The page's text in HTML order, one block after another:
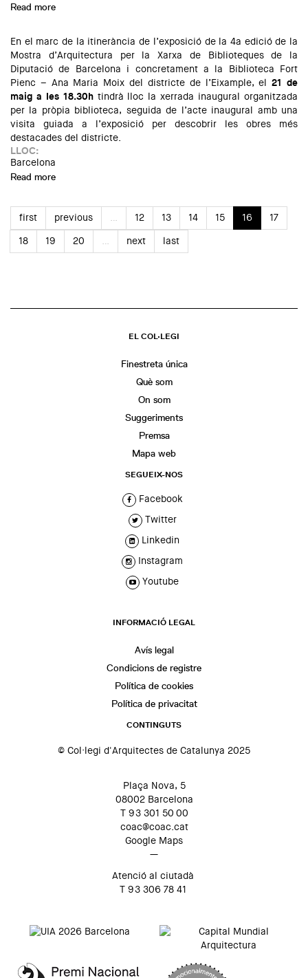
Read more
En el marc de la itinerància de l’exposició de la 4a edició de la
Mostra d’Arquitectura per la Xarxa de Biblioteques de la
Diputació de Barcelona i concretament a la Biblioteca Fort
Pienc – Ana Maria Moix del districte de l’Eixample, el21 de
maig a les 18.30htindrà lloc la xerrada inaugural organitzada
per la pròpia biblioteca, seguida de l’acte inaugural amb una
visita guiada a l’exposició per descobrir les obres més
destacades del districte.
LLOC:
Barcelona
Read more
Pienc
first previous … 12 13 14 15 16
17
18
19 20 … next last
EL COL·LEGI
Finestreta única
Què som
On som
Suggeriments
Premsa
Mapa web
SEGUEIX-NOS
Facebook
Twitter
Linkedin
Instagram
Youtube
INFORMACIÓ LEGAL
Avís legal
Condicions de registre
Política de cookies
Política de privacitat
CONTINGUTS
© Col·legi d'Arquitectes de Catalunya 2025
Plaça Nova, 5
08002 Barcelona
T 93 301 50 00
coac@coac.cat
Google Maps
—
Atenció al ciutadà
T 93 306 78 41